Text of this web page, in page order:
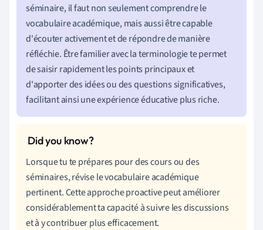
séminaire, il faut non seulement comprendre le
vocabulaire académique, mais aussi être capable
d'écouter activement et de répondre de manière
réfléchie. Être familier avec la terminologie te permet
de saisir rapidement les points principaux et
d'apporter des idées ou des questions significatives,
facilitant ainsi une expérience éducative plus riche.
Lorsque tu te prépares pour des cours ou des
séminaires, révise le vocabulaire académique
pertinent. Cette approche proactive peut améliorer
considérablement ta capacité à suivre les discussions
et à y contribuer plus efficacement.